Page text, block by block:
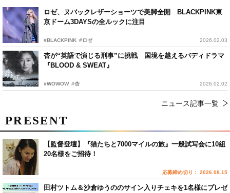
ロゼ、ヌバックレザーショーツで美脚全開 BLACKPINK東
京ドーム3DAYSの全ルックに注目
#BLACKPINK #ロゼ 2026.02.03
杏が“英語で演じる刑事”に挑戦 国境を越えるバディドラマ
『BLOOD & SWEAT』
#WOWOW #杏 2026.02.02
ニュース記事一覧
PRESENT
【監督登壇】『猫たちと7000マイルの旅』一般試写会に10組
20名様をご招待！
応募締め切り： 2026.08.15
田村ツトム＆沙倉ゆうののサイン入りチェキを1名様にプレゼ